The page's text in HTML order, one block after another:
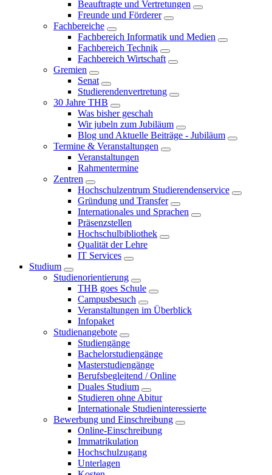
Beauftragte und Vertretungen
Freunde und Förderer
Fachbereiche
Fachbereich Informatik und Medien
Fachbereich Technik
Fachbereich Wirtschaft
Gremien
Senat
Studierendenvertretung
30 Jahre THB
Was bisher geschah
Wir jubeln zum Jubiläum
Blog und Aktuelle Beiträge - Jubiläum
Termine & Veranstaltungen
Veranstaltungen
Rahmentermine
Zentren
Hochschulzentrum Studierendenservice
Gründung und Transfer
Internationales und Sprachen
Präsenzstellen
Hochschulbibliothek
Qualität der Lehre
IT Services
Studium
Studienorientierung
THB goes Schule
Campusbesuch
Veranstaltungen im Überblick
Infopaket
Studienangebote
Studiengänge
Bachelorstudiengänge
Masterstudiengänge
Berufsbegleitend / Online
Duales Studium
Studieren ohne Abitur
Internationale Studieninteressierte
Bewerbung und Einschreibung
Online-Einschreibung
Immatrikulation
Hochschulzugang
Unterlagen